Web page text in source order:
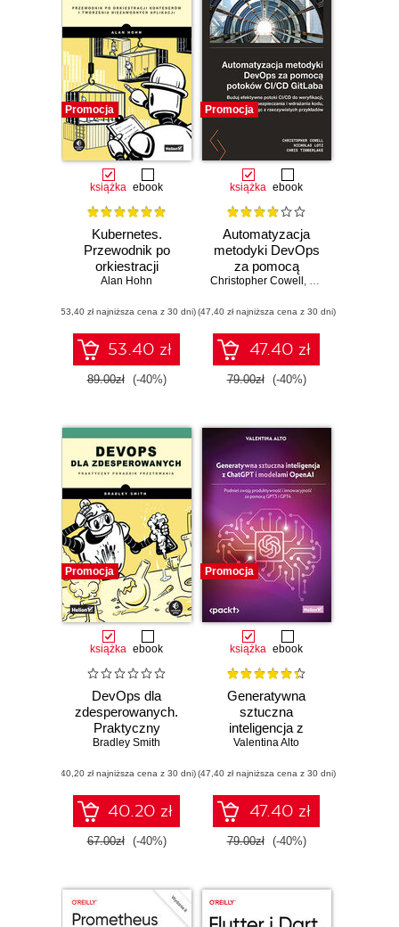
Promocja
książka ebook
Kubernetes.
Przewodnik po
orkiestracji
kontenerów i
niezawodnych
aplikacji
Alan Hohn
(53,40 zł najniższa cena z 30 dni)
53.40 zł
89.00zł (-40%)
Promocja
książka ebook
Automatyzacja
metodyki DevOps
za pomocą
potoków CI/CD
efektywne potoki
CI/CD do
weryfikacji,
zabezpieczenia i
wdrażania kodu,
przykładów
Christopher Cowell , Nicholas Lotz
(47,40 zł najniższa cena z 30 dni)
47.40 zł
79.00zł (-40%)
Promocja
książka ebook
DevOps dla
zdesperowanych.
Praktyczny
poradnik
Bradley Smith
(40,20 zł najniższa cena z 30 dni)
40.20 zł
67.00zł (-40%)
Promocja
książka ebook
Generatywna
sztuczna
inteligencja z
ChatGPT i
Podnieś swoją
produktywność i
innowacyjność za
pomocą GPT3 i
GPT4
Valentina Alto
(47,40 zł najniższa cena z 30 dni)
47.40 zł
79.00zł (-40%)